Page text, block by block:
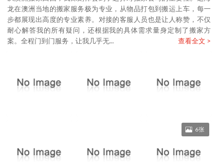
龙在澳洲当地的搬家服务极为专业，从物品打包到搬运上车，每一
步都展现出高度的专业素养。对接的客服人员也是让人称赞，不仅
耐心解答我的所有疑问，还根据我的具体需求量身定制了搬家方
案。全程门到门服务，让我几乎无...
查看全文 >
6张